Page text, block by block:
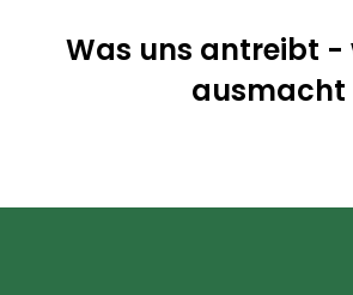
Was uns antreibt -
ausmacht